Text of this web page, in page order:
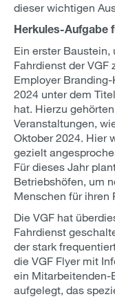
dieser wichtigen
Herkules-Aufgabe
Ein erster
Fahrdienst der VGF
Employer
2024 unter dem
hat. Hierzu
Veranstaltungen,
Oktober 2024. Hier
gezielt
Für dieses Jahr
Betriebshöfen, um
Menschen für ihren
Die VGF hat
Fahrdienst
der stark
die VGF Flyer mit
ein Mitarbeitenden-
aufgelegt, das